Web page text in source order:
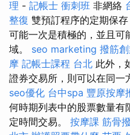
理 - 記帳士 衝刺班 非網絡
整復 雙預訂程序的定期保
可能一次是積極的，並且可
域。 seo marketing 撥筋
摩 記帳士課程 台北 此外，
證券交易所，則可以在同一
seo優化 台中spa 豐原按摩
何時期列表中的股票數量有
定時間交易。 按摩課 筋骨